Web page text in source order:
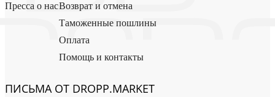
Пресса о насВозврат и отмена
Таможенные пошлины
Оплата
Помощь и контакты
ПИСЬМА ОТ DROPP.MARKET